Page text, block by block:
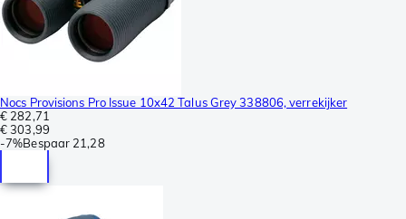
Nocs Provisions Pro Issue 10x42 Talus Grey 338806, verrekijker
€ 282,71
€ 303,99
-7%Bespaar 21,28